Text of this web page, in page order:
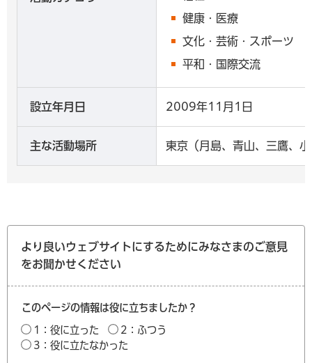
健康・医療
文化・芸術・スポーツ
平和・国際交流
設立年月日 2009年11月1日
主な活動場所 東京（月島、青山、三鷹、
より良いウェブサイトにするためにみなさまのご意見
をお聞かせください
このページの情報は役に立ちましたか？
1：役に立った
2：ふつう
3：役に立たなかった